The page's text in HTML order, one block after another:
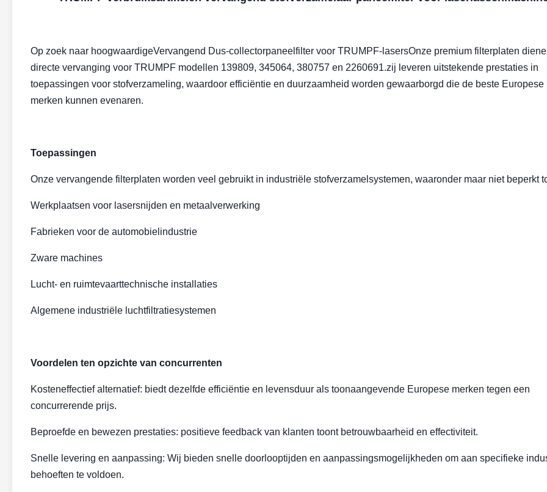
Op zoek naar hoogwaardigeVervangend Dus-collectorpaneelfilter voor TRUMPF-lasersOnze premium filterplaten
directe vervanging voor TRUMPF modellen 139809, 345064, 380757 en 2260691.zij leveren uitstekende prestaties in
toepassingen voor stofverzameling, waardoor efficiëntie en duurzaamheid worden gewaarborgd die de beste Europese
merken kunnen evenaren.
Toepassingen
Onze vervangende filterplaten worden veel gebruikt in industriële stofverzamelsystemen, waaronder maar niet beperkt
Werkplaatsen voor lasersnijden en metaalverwerking
Fabrieken voor de automobielindustrie
Zware machines
Lucht- en ruimtevaarttechnische installaties
Algemene industriële luchtfiltratiesystemen
Voordelen ten opzichte van concurrenten
Kosteneffectief alternatief: biedt dezelfde efficiëntie en levensduur als toonaangevende Europese merken tegen een
concurrerende prijs.
Beproefde en bewezen prestaties: positieve feedback van klanten toont betrouwbaarheid en effectiviteit.
Snelle levering en aanpassing: Wij bieden snelle doorlooptijden en aanpassingsmogelijkheden om aan specifieke
behoeften te voldoen.